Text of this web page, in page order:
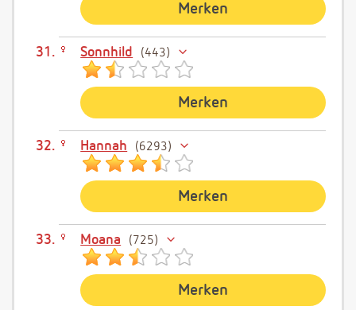
Merken
Sonnhild 443
Merken
Hannah 6293
Merken
Moana 725
Merken